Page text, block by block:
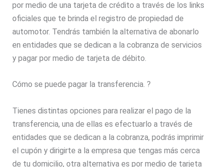
por medio de una tarjeta de crédito a través de los links
oficiales que te brinda el registro de propiedad de
automotor. Tendrás también la alternativa de abonarlo
en entidades que se dedican a la cobranza de servicios
y pagar por medio de tarjeta de débito.
Cómo se puede pagar la transferencia. ?
Tienes distintas opciones para realizar el pago de la
transferencia, una de ellas es efectuarlo a través de
entidades que se dedican a la cobranza, podrás imprimir
el cupón y dirigirte a la empresa que tengas más cerca
de tu domicilio, otra alternativa es por medio de tarjeta